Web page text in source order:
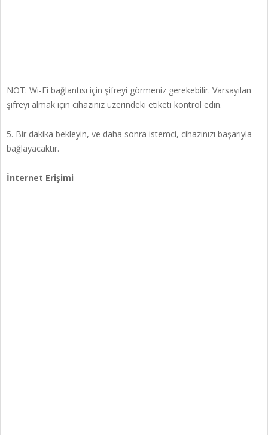
NOT: Wi-Fi bağlantısı için şifreyi görmeniz gerekebilir. Varsayılan
şifreyi almak için cihazınız üzerindeki etiketi kontrol edin.
5. Bir dakika bekleyin, ve daha sonra istemci, cihazınızı başarıyla
bağlayacaktır.
İnternet Erişimi